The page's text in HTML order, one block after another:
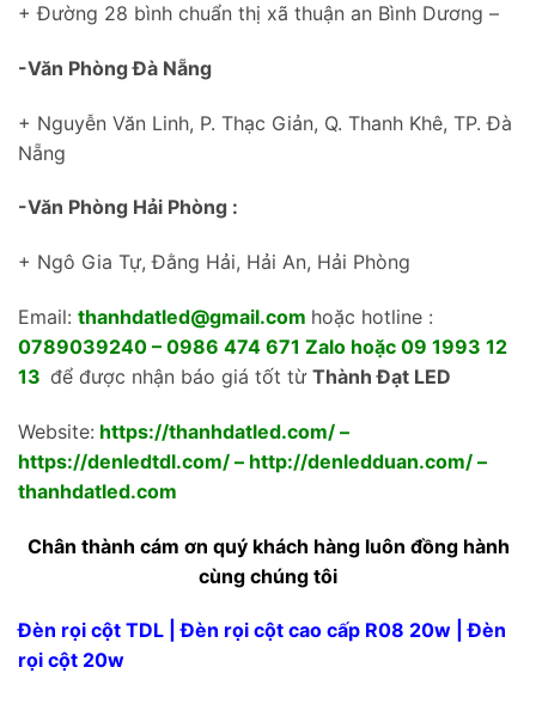
+ Đường 28 bình chuẩn thị xã thuận an Bình Dương –
-Văn Phòng Đà Nẵng
+ Nguyễn Văn Linh, P. Thạc Giản, Q. Thanh Khê, TP. Đà
Nẵng
-Văn Phòng Hải Phòng :
+ Ngô Gia Tự, Đằng Hải, Hải An, Hải Phòng
Email: thanhdatled@gmail.com hoặc hotline :
0789039240 – 0986 474 671 Zalo hoặc 09 1993 12
13 để được nhận báo giá tốt từ Thành Đạt LED
Website: https://thanhdatled.com/ –
https://denledtdl.com/ – http://denledduan.com/ –
thanhdatled.com
Chân thành cám ơn quý khách hàng luôn đồng hành
cùng chúng tôi
Đèn rọi cột TDL | Đèn rọi cột cao cấp R08 20w | Đèn
rọi cột 20w